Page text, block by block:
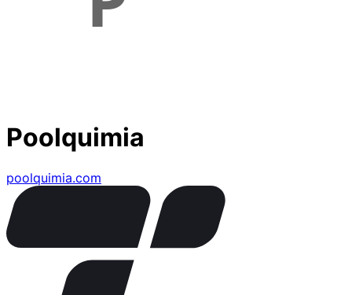
Poolquimia
poolquimia.com